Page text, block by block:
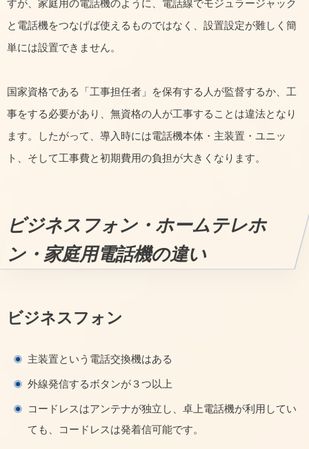
すが、家庭用の電話機のように、電話線でモジュラージャック
と電話機をつなげば使えるものではなく、設置設定が難しく簡
単には設置できません。
国家資格である「工事担任者」を保有する人が監督するか、工
事をする必要があり、無資格の人が工事することは違法となり
ます。したがって、導入時には電話機本体・主装置・ユニッ
ト、そして工事費と初期費用の負担が大きくなります。
ビジネスフォン・ホームテレホ
ン・家庭用電話機の違い
ビジネスフォン
主装置という電話交換機はある
外線発信するボタンが３つ以上
コードレスはアンテナが独立し、卓上電話機が利用してい
ても、コードレスは発着信可能です。